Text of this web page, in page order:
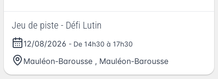
Jeu de piste - Défi Lutin
12/08/2026 - De 14h30 à 17h30
Mauléon-Barousse , Mauléon-Barousse